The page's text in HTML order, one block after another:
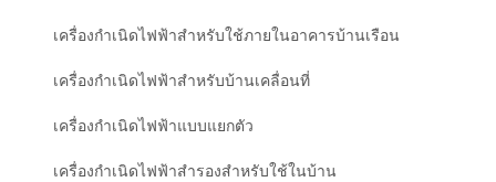
เครื่องกำเนิดไฟฟ้าสำหรับใช้ภายในอาคารบ้านเรือน
เครื่องกำเนิดไฟฟ้าสำหรับบ้านเคลื่อนที่
เครื่องกำเนิดไฟฟ้าแบบแยกตัว
เครื่องกำเนิดไฟฟ้าสำรองสำหรับใช้ในบ้าน